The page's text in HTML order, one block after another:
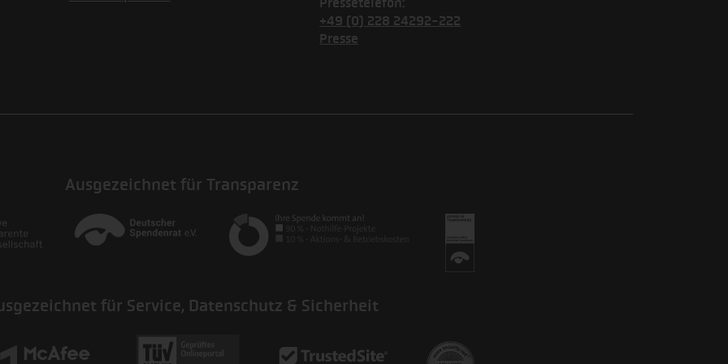
+49 (0) 228 24292-222
Presse
Ausgezeichnet für Transparenz
für Service, Datenschutz & Sicherheit